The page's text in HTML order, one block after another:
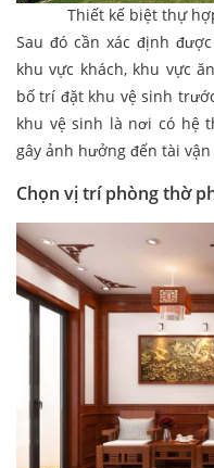
Thiết kế biệt thự
Sau đó cần xác định
khu vực khách, khu vực
bố trí đặt khu vệ sinh
khu vệ sinh là nơi có hệ
gây ảnh hưởng đến tài
Chọn vị trí phòng thờ